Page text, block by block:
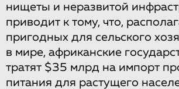
нищеты и неразвитой
приводит к тому, что,
пригодных для сельского
в мире, африканские
тратят $35 млрд на импорт
питания для растущего